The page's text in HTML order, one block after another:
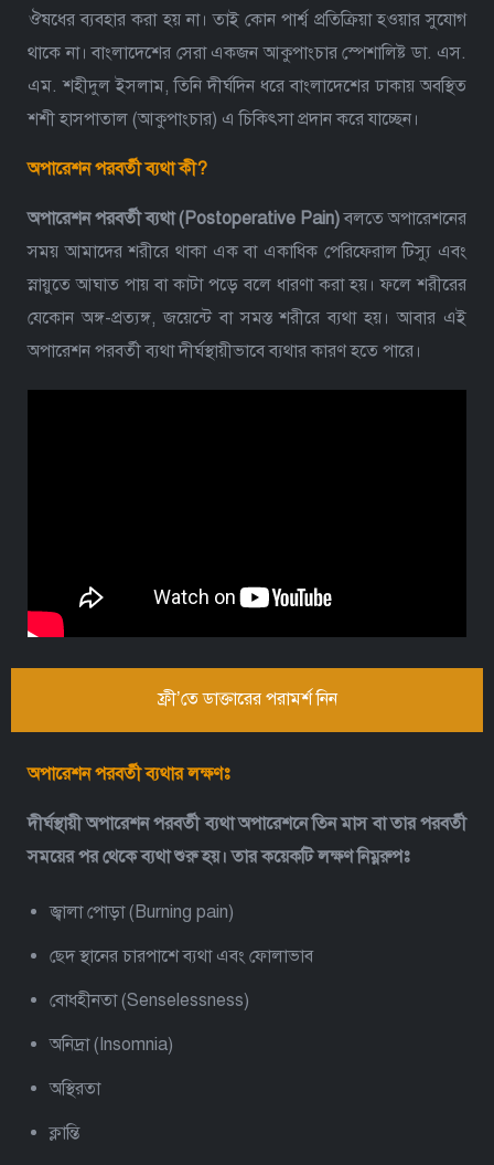
ঔষধের ব্যবহার করা হয় না। তাই কোন পার্শ্ব প্রতিক্রিয়া হওয়ার সুযোগ
থাকে না। বাংলাদেশের সেরা একজন আকুপাংচার স্পেশালিষ্ট ডা. এস.
এম. শহীদুল ইসলাম, তিনি দীর্ঘদিন ধরে বাংলাদেশের ঢাকায় অবস্থিত
শশী হাসপাতাল (আকুপাংচার) এ চিকিৎসা প্রদান করে যাচ্ছেন।
অপারেশন পরবর্তী ব্যথা কী?
অপারেশন পরবর্তী ব্যথা (Postoperative Pain)বলতে অপারেশনের
সময় আমাদের শরীরে থাকা এক বা একাধিক পেরিফেরাল টিস্যু এবং
স্নায়ুতে আঘাত পায় বা কাটা পড়ে বলে ধারণা করা হয়। ফলে শরীরের
যেকোন অঙ্গ-প্রত্যঙ্গ, জয়েন্টে বা সমস্ত শরীরে ব্যথা হয়। আবার এই
অপারেশন পরবর্তী ব্যথা দীর্ঘস্থায়ীভাবে ব্যথার কারণ হতে পারে।
ফ্রী’তে ডাক্তারের পরামর্শ নিন
অপারেশন পরবর্তী ব্যথার লক্ষণঃ
দীর্ঘস্থায়ী অপারেশন পরবর্তী ব্যথা অপারেশনে তিন মাস বা তার পরবর্তী
সময়ের পর থেকে ব্যথা শুরু হয়। তার কয়েকটি লক্ষণ নিম্নরুপঃ
জ্বালা পোড়া (Burning pain)
ছেদ স্থানের চারপাশে ব্যথা এবং ফোলাভাব
বোধহীনতা (Senselessness)
অনিদ্রা (Insomnia)
অস্থিরতা
ক্লান্তি